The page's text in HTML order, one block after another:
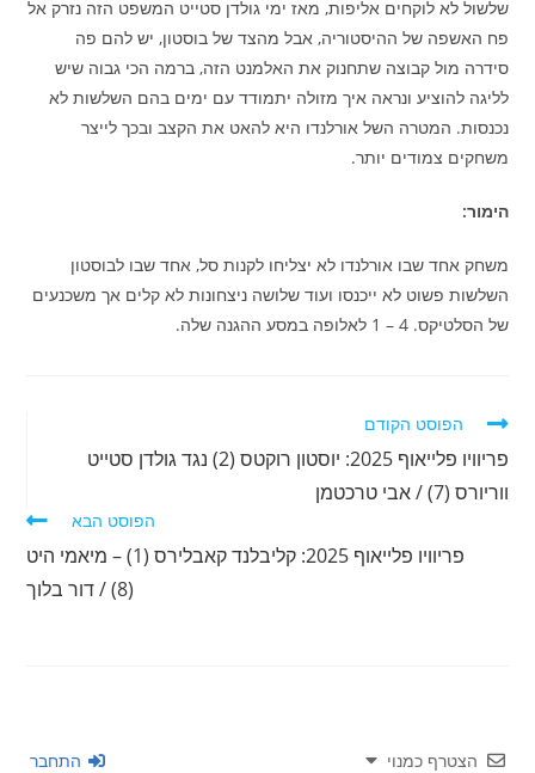
שלשול לא לוקחים אליפות, מאז ימי גולדן סטייט המשפט הזה נזרק אל
פח האשפה של ההיסטוריה, אבל מהצד של בוסטון, יש להם פה
סידרה מול קבוצה שתחנוק את האלמנט הזה, ברמה הכי גבוה שיש
לליגה להוציע ונראה איך מזולה יתמודד עם ימים בהם השלשות לא
נכנסות. המטרה השל אורלנדו היא להאט את הקצב ובכך לייצר
משחקים צמודים יותר.
הימור:
משחק אחד שבו אורלנדו לא יצליחו לקנות סל, אחד שבו לבוסטון
השלשות פשוט לא ייכנסו ועוד שלושה ניצחונות לא קלים אך משכנעים
של הסלטיקס. 4 – 1 לאלופה במסע ההגנה שלה.
לקרוא
נוספים
הפוסט הקודם
פריוויו פלייאוף 2025: יוסטון רוקטס (2) נגד גולדן סטייט
ווריורס (7) / אבי טרכטמן
הפוסט הבא
פריוויו פלייאוף 2025: קליבלנד קאבלירס (1) – מיאמי היט
(8) / דור בלוך
הצטרף כמנוי התחבר